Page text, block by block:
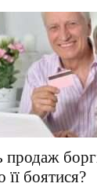
продаж
боятися?